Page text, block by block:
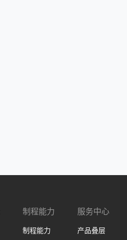
制程能力
制程能力
服务中心
产品叠层